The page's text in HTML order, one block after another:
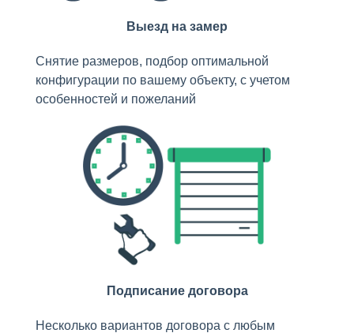
Выезд на замер
Снятие размеров, подбор оптимальной
конфигурации по вашему объекту, с учетом
особенностей и пожеланий
Подписание договора
Несколько вариантов договора с любым